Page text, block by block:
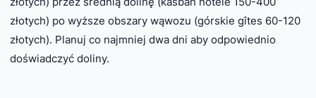
złotych) po wyższe obszary wąwozu (górskie gîtes 60-120
złotych). Planuj co najmniej dwa dni aby odpowiednio
doświadczyć doliny.